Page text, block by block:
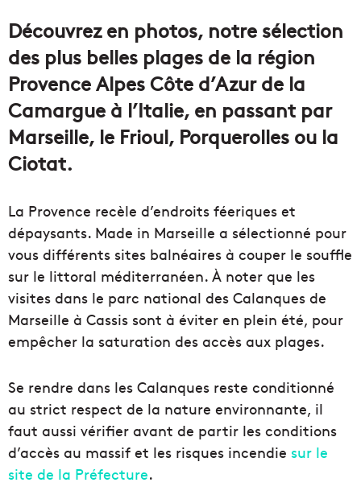
Découvrez en photos, notre sélection
des plus belles plages de la région
Provence Alpes Côte d’Azur de la
Camargue à l’Italie, en passant par
Marseille, le Frioul, Porquerolles ou la
Ciotat.
La Provence recèle d’endroits féeriques et
dépaysants. Made in Marseille a sélectionné pour
vous différents sites balnéaires à couper le souffle
sur le littoral méditerranéen. À noter que les
visites dans le parc national des Calanques de
Marseille à Cassis sont à éviter en plein été, pour
empêcher la saturation des accès aux plages.
Se rendre dans les Calanques reste conditionné
au strict respect de la nature environnante, il
faut aussi vérifier avant de partir les conditions
d’accès au massif et les risques incendie sur le
site de la Préfecture.